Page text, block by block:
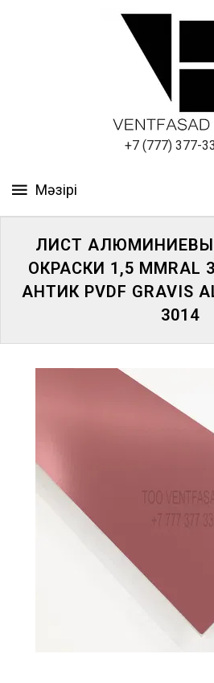
+7 (777) 377-
ПАНЕЛИ
ЛИСТ
ОКРАСКИ 1,5 ММRAL
АНТИК PVDF GRAVIS
3014